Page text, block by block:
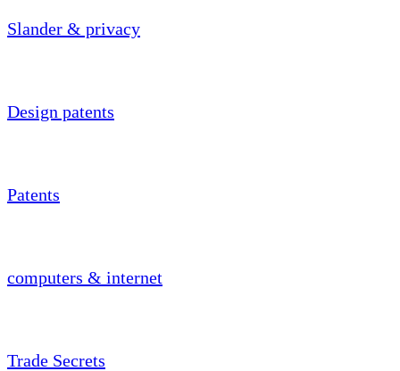
Slander & privacy
Design patents
Patents
computers & internet
Trade Secrets